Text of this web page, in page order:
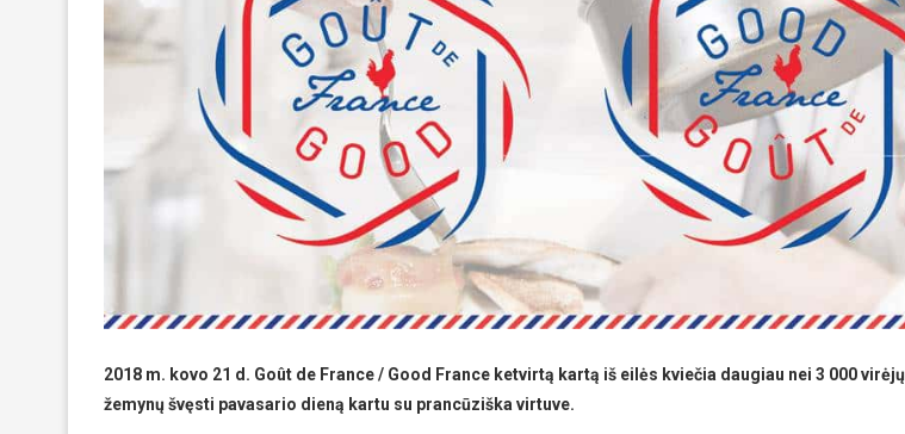
2018 m. kovo 21 d. Goût de France / Good France ketvirtą kartą iš eilės kviečia daugiau nei 3 000 virėjų
žemynų švęsti pavasario dieną kartu su prancūziška virtuve.